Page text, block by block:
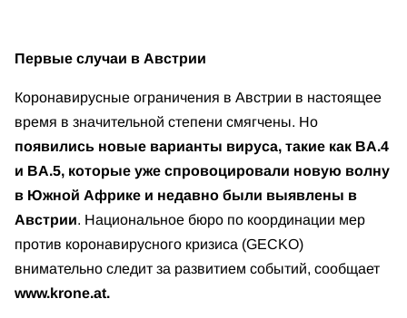
Первые случаи в Австрии
Коронавирусные ограничения в Австрии в настоящее
время в значительной степени смягчены. Но
появились новые варианты вируса, такие как BA.4
и BA.5, которые уже спровоцировали новую волну
в Южной Африке и недавно были выявлены в
Австрии. Национальное бюро по координации мер
против коронавирусного кризиса (GECKO)
внимательно следит за развитием событий, сообщает
www.krone.at.